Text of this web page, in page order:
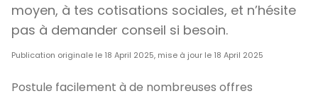
moyen, à tes cotisations sociales, et n’hésite
pas à demander conseil si besoin.
Publication originale le 18 April 2025, mise à jour le 18 April 2025
Postule facilement à de nombreuses offres